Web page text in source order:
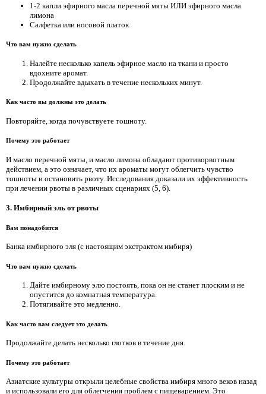
1-2 капли эфирного масла перечной мяты ИЛИ эфирного масла
лимона
Салфетка или носовой платок
Что вам нужно сделать
Налейте несколько капель эфирное масло на ткани и просто
вдохните аромат.
Продолжайте вдыхать в течение нескольких минут.
Как часто вы должны это делать
Повторяйте, когда почувствуете тошноту.
Почему это работает
И масло перечной мяты, и масло лимона обладают противорвотным
действием, а это означает, что их ароматы могут облегчить чувство
тошноты и остановить рвоту. Исследования доказали их эффективность
при лечении рвоты в различных сценариях (5, 6).
3. Имбирный эль от рвоты
Вам понадобится
Банка имбирного эля (с настоящим экстрактом имбиря)
Что вам нужно сделать
Дайте имбирному элю постоять, пока он не станет плоским и не
опустится до комнатная температура.
Потягивайте это медленно.
Как часто вам следует это делать
Продолжайте делать несколько глотков в течение дня.
Почему это работает
Азиатские культуры открыли целебные свойства имбиря много веков назад
и использовали его для облегчения проблем с пищеварением. Это